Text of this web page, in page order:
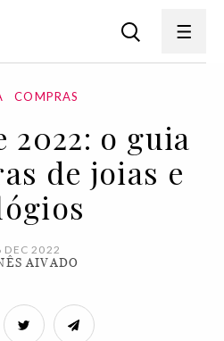
COMPRAS
2022: o guia
de joias e
DEC 2022
AIVADO